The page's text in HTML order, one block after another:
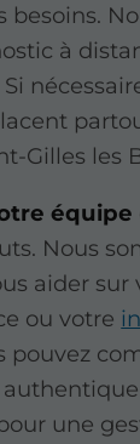
besoins.
à
Si
Gilles les
équipe
Nous
aider sur
ou votre
pouvez
une